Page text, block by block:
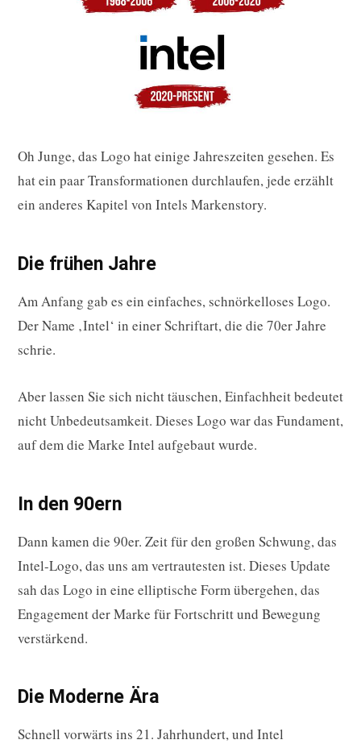
Oh Junge, das Logo hat einige Jahreszeiten gesehen. Es
hat ein paar Transformationen durchlaufen, jede erzählt
ein anderes Kapitel von Intels Markenstory.
Die frühen Jahre
Am Anfang gab es ein einfaches, schnörkelloses Logo.
Der Name ‚Intel‘ in einer Schriftart, die die 70er Jahre
schrie.
Aber lassen Sie sich nicht täuschen, Einfachheit bedeutet
nicht Unbedeutsamkeit. Dieses Logo war das Fundament,
auf dem die Marke Intel aufgebaut wurde.
In den 90ern
Dann kamen die 90er. Zeit für den großen Schwung, das
Intel-Logo, das uns am vertrautesten ist. Dieses Update
sah das Logo in eine elliptische Form übergehen, das
Engagement der Marke für Fortschritt und Bewegung
verstärkend.
Die Moderne Ära
Schnell vorwärts ins 21. Jahrhundert, und Intel